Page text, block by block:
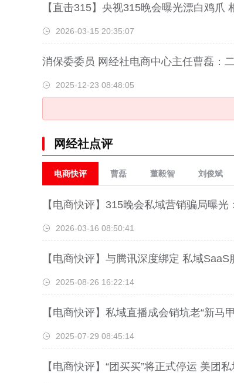
【直击315】央视315晚会曝光漂白鸡
2026-03-15 20:35:07
消保委委员 网经社电商中心主任曹磊：
2025-12-23 08:48:05
网经社点评
电商快评 曹磊 董毅智 刘俊斌
【电商快评】315晚会私域营销骗局曝
2026-03-16 08:50:41
【电商快评】与腾讯深度绑定 私域SaaS
2025-08-26 16:22:14
【电商快评】私域直播成会销坑老“新马
2025-07-29 08:45:14
【电商快评】“团买买”将正式停运 美团私